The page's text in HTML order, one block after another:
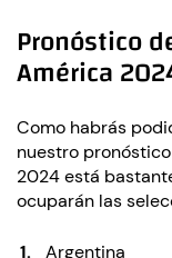
Pronóstico
América
Como habrás
nuestro
2024 está
ocuparán las
Argentina